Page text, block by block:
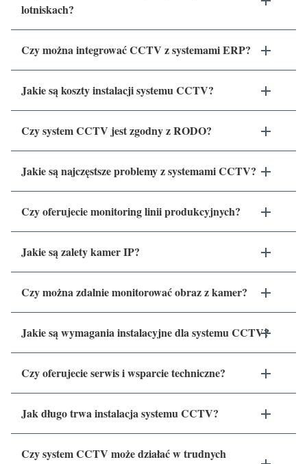
lotniskach?
Czy można integrować CCTV z systemami ERP?
Jakie są koszty instalacji systemu CCTV?
Czy system CCTV jest zgodny z RODO?
Jakie są najczęstsze problemy z systemami CCTV?
Czy oferujecie monitoring linii produkcyjnych?
Jakie są zalety kamer IP?
Czy można zdalnie monitorować obraz z kamer?
Jakie są wymagania instalacyjne dla systemu CCTV?
Czy oferujecie serwis i wsparcie techniczne?
Jak długo trwa instalacja systemu CCTV?
Czy system CCTV może działać w trudnych